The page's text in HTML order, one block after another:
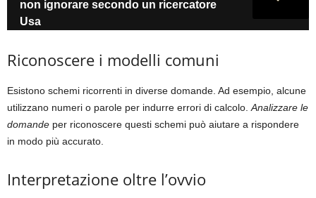
non ignorare secondo un ricercatore
Usa
Riconoscere i modelli comuni
Esistono schemi ricorrenti in diverse domande. Ad esempio, alcune
utilizzano numeri o parole per indurre errori di calcolo. Analizzare le
domande per riconoscere questi schemi può aiutare a rispondere
in modo più accurato.
Interpretazione oltre l’ovvio